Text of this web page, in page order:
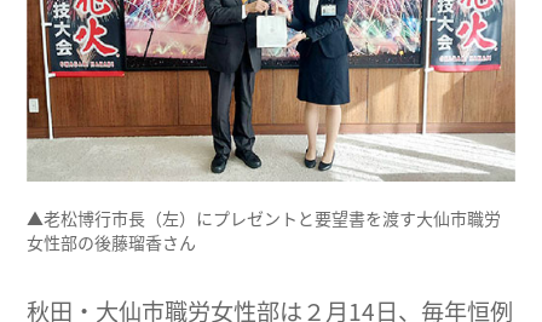
▲老松博行市長（左）にプレゼントと要望書を渡す大仙市職労
女性部の後藤瑠香さん
秋田・大仙市職労女性部は２月14日、毎年恒例